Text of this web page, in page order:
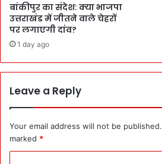
बांकीपुर का संदेश: क्या भाजपा
उत्तराखंड में जीतने वाले चेहरों
पर लगाएगी दांव?
1 day ago
Leave a Reply
Your email address will not be published.
marked *